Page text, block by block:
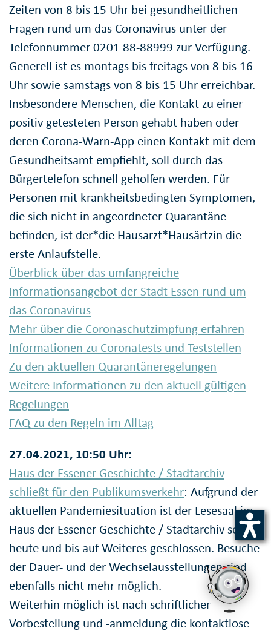
Zeiten von 8 bis 15 Uhr bei gesundheitlichen
Fragen rund um das Coronavirus unter der
Telefonnummer 0201 88-88999 zur Verfügung.
Generell ist es montags bis freitags von 8 bis 16
Uhr sowie samstags von 8 bis 15 Uhr erreichbar.
Insbesondere Menschen, die Kontakt zu einer
positiv getesteten Person gehabt haben oder
deren Corona-Warn-App einen Kontakt mit dem
Gesundheitsamt empfiehlt, soll durch das
Bürgertelefon schnell geholfen werden. Für
Personen mit krankheitsbedingten Symptomen,
die sich nicht in angeordneter Quarantäne
befinden, ist der*die Hausarzt*Hausärtzin die
erste Anlaufstelle.
Überblick über das umfangreiche
Informationsangebot der Stadt Essen rund um
das Coronavirus
Mehr über die Coronaschutzimpfung erfahren
Informationen zu Coronatests und Teststellen
Zu den aktuellen Quarantäneregelungen
Weitere Informationen zu den aktuell gültigen
Regelungen
FAQ zu den Regeln im Alltag
27.04.2021, 10:50 Uhr:
Haus der Essener Geschichte / Stadtarchiv
schließt für den Publikumsverkehr: Aufgrund der
aktuellen Pandemiesituation ist der Lesesaal im
Haus der Essener Geschichte / Stadtarchiv seit
heute und bis auf Weiteres geschlossen. Besuche
der Dauer- und der Wechselausstellungen sind
ebenfalls nicht mehr möglich.
Weiterhin möglich ist nach schriftlicher
Vorbestellung und -anmeldung die kontaktlose